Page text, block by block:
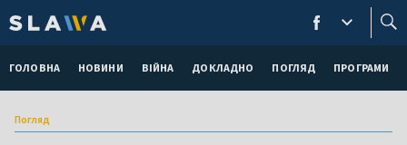
ГОЛОВНА НОВИНИ ВІЙНА ДОКЛАДНО ПОГЛЯД ПРОГРАМИ
Погляд